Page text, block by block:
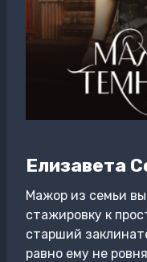
Елизавета
Мажор из семьи
стажировку к
старший
равно ему не